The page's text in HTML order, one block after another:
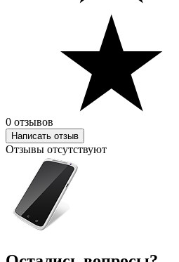
0 отзывов
Написать отзыв
Отзывы отсутствуют